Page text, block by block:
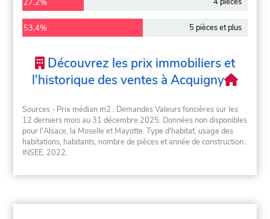
27,2%
53,4% 5 pièces et plus
Découvrez les prix immobiliers et
l'historique des ventes à Acquigny
Sources - Prix médian m2 : Demandes Valeurs foncières sur les
12 derniers mois au 31 décembre 2025. Données non disponibles
pour l'Alsace, la Moselle et Mayotte. Type d'habitat, usage des
habitations, habitants, nombre de pièces et année de construction :
INSEE, 2022.